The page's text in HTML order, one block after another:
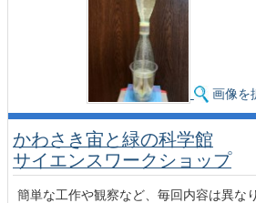
画像を
かわさき宙と緑の科学館
サイエンスワークショップ
簡単な工作や観察など、毎回内容は異な